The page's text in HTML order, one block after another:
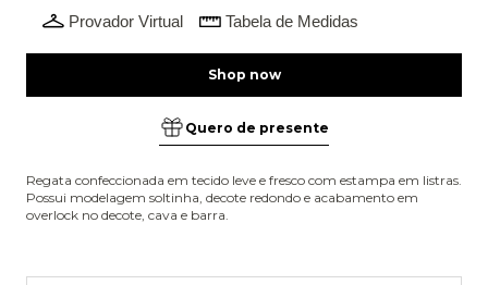
Provador Virtual Tabela de Medidas
Quero de presente
Regata confeccionada em tecido leve e fresco com estampa em listras.
Possui modelagem soltinha, decote redondo e acabamento em
overlock no decote, cava e barra.